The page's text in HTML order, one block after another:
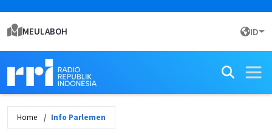
MEULABOH ID
Home Info Parlemen